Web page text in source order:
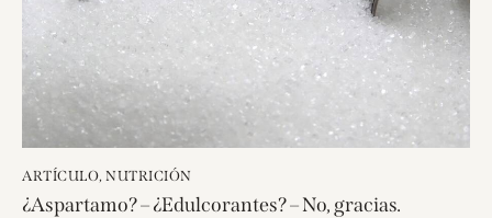
ARTÍCULO, NUTRICIÓN
¿Aspartamo? – ¿Edulcorantes? – No, gracias.